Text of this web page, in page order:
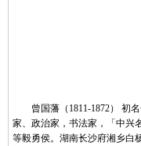
曾国藩（1811-1872） 初名
家、政治家，书法家，「中兴
等毅勇侯。湖南长沙府湘乡白